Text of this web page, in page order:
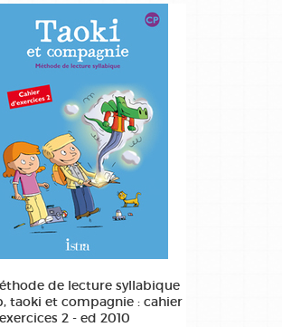
de lecture syllabique
taoki et compagnie : cahier
2 - ed 2010